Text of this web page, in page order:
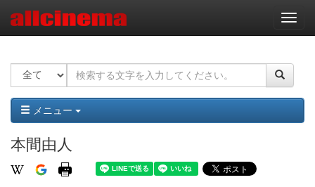
ナ
ビ
ー
ョ
ン
メニュー
本間由人